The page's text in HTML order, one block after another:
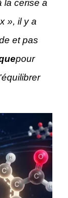
la cerise a
», il y a
et pas
pour